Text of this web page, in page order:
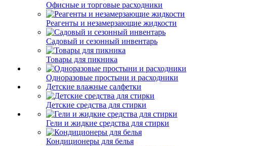
Офисные и торговые расходники
Реагенты и незамерзающие жидкости
Садовый и сезонный инвентарь
Товары для пикника
Одноразовые простыни и расходники
Детские влажные салфетки
Детские средства для стирки
Гели и жидкие средства для стирки
Кондиционеры для белья